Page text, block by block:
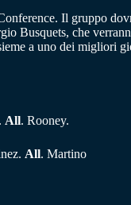
Il gruppo
Busquets, che
a uno dei migliori
All. Rooney.
All. Martino